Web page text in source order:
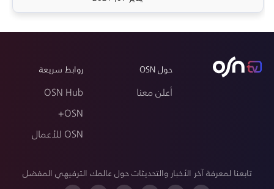
حول OSN
أعلن معنا
روابط سريعة
OSN Hub
OSN+
OSN للأعمال
تابعنا لمعرفة آخر الأخبار والتحديثات حول عالمك الترفيهي المفضل